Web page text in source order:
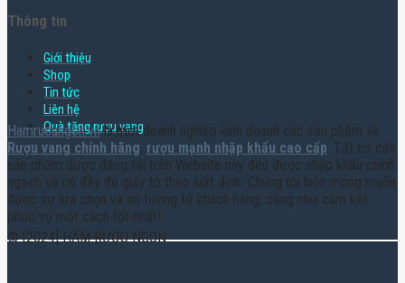
Thông tin
Giới thiệu
Shop
Tin tức
Liên hệ
Quà tặng rượu vang
Hamruoungon.vnlà một doanh nghiệp kinh doanh các sản phẩm về
Rượu vang chính hãng, rượu mạnh nhập khẩu cao cấp. Tất cả các
sản phẩm được đăng tải trên Website này đều được nhập khẩu chính
ngạch và có đầy đủ giấy tờ theo luật định. Chúng tôi luôn mong muốn
được sự lựa chọn và tin tưởng từ khách hàng, cũng như cam kết
phục vụ một cách tốt nhất!
© [2024] HẦM RƯỢU NGON